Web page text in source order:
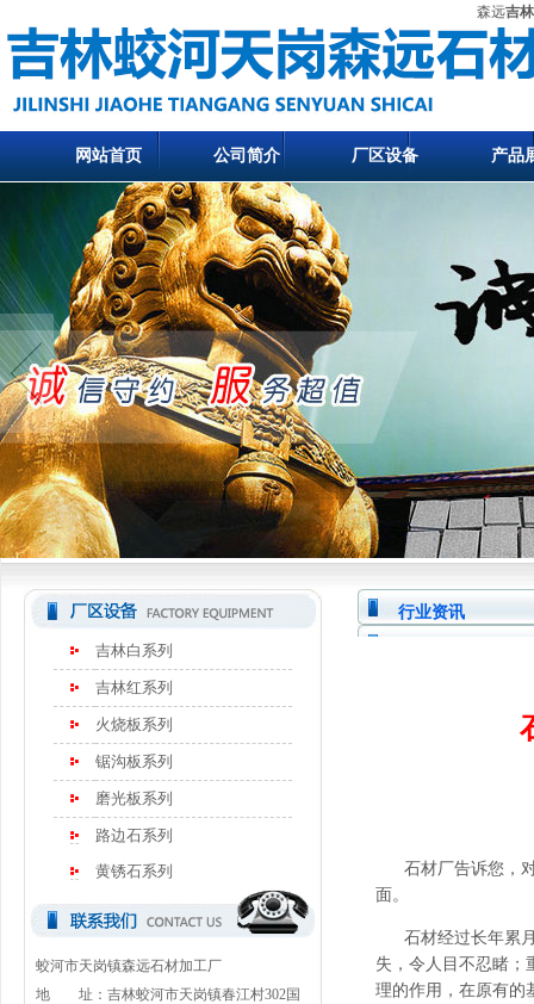
森远吉
网站首页 公司简介 厂区设备 产品
吉林白系列
吉林红系列
火烧板系列
锯沟板系列
磨光板系列
路边石系列
黄锈石系列
蛟河市天岗镇森远石材加工厂
地 址：吉林蛟河市天岗镇春江村302国
行业资讯
石材厂告诉您，
面。
石材经过长年累月
失，令人目不忍睹；
理的作用，在原有的